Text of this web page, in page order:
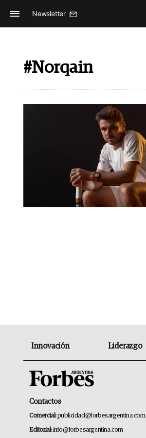
Newsletter
#Norqain
Innovación Liderazgo
Contactos
Comercial:publicidad@forbesargentina.com
Editorial:info@forbesargentina.com